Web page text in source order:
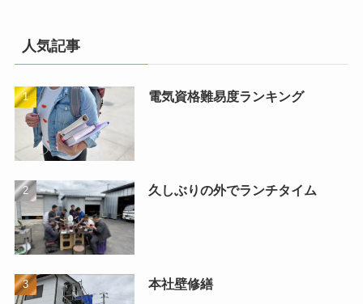
人気記事
電気資格難易度ランキング
久しぶりの外でランチタイム
本社壁修繕